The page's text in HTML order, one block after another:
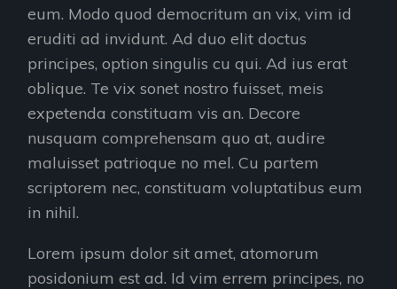
eum. Modo quod democritum an vix, vim id
eruditi ad invidunt. Ad duo elit doctus
principes, option singulis cu qui. Ad ius erat
oblique. Te vix sonet nostro fuisset, meis
expetenda constituam vis an. Decore
nusquam comprehensam quo at, audire
maluisset patrioque no mel. Cu partem
scriptorem nec, constituam voluptatibus eum
in nihil.
Lorem ipsum dolor sit amet, atomorum
posidonium est ad. Id vim errem principes, no